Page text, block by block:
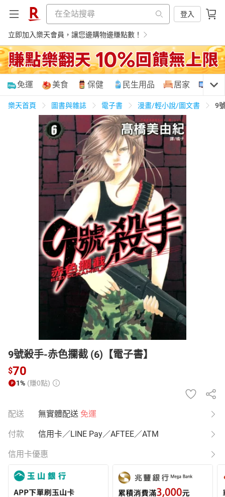
登入
立即加入樂天會員，讓您邊購物邊賺點數！
購物網分類
天天免運 美食蛋糕 養生保健 民生用品
居家生活 3C家電 運動休閒
男裝 化妝保養 情趣用品
日本購物 電子/紙本書
HOT
免運 美食 保健 民生用品 居家 3C
樂天首頁 圖書與雜誌 電子書 漫畫/輕小說/圖文書 9
9號殺手-赤色攔截 (6)【電子書】
$70
1% (賺0點)
配送 無實體配送 免運
付款 信用卡／LINE Pay／AFTEE／ATM
信用卡優惠